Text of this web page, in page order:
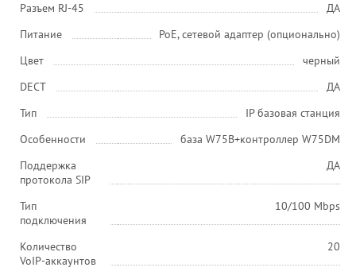
Разъем RJ-45
ДА
Питание
PoE, сетевой адаптер (опционально)
Цвет
черный
DECT
ДА
Тип
IP базовая станция
Особенности
база W75B+контроллер W75DM
Поддержка
протокола SIP
ДА
Тип
подключения
10/100 Mbps
Количество
VoIP-аккаунтов
20